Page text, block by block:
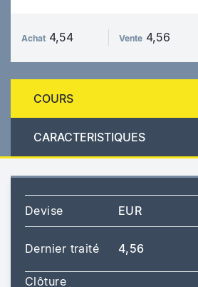
Achat 4,54 Vente 4,56
COURS
CARACTERISTIQUES
Devise EUR
Dernier traité 4,56
Clôture